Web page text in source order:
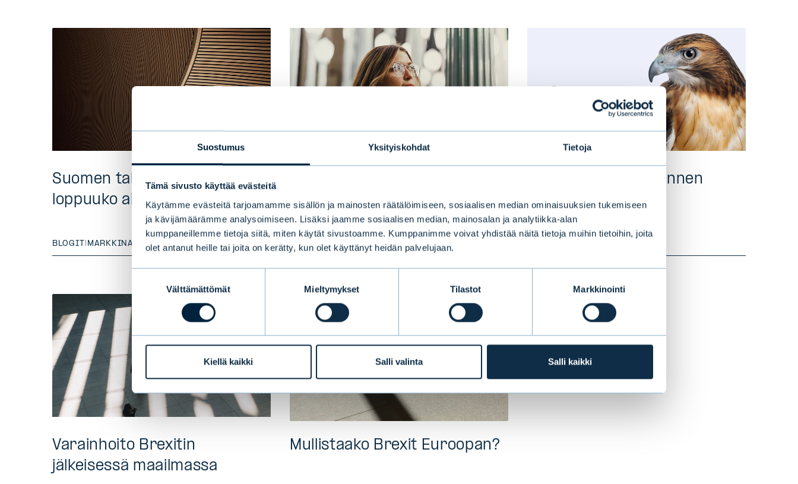
Suostumus Yksityiskohdat Tietoja
Tämä sivusto käyttää evästeitä
Käytämme evästeitä tarjoamamme sisällön ja mainosten räätälöimiseen, sosiaalisen median ominaisuuksien tukemiseen
ja kävijämäärämme analysoimiseen. Lisäksi jaamme sosiaalisen median, mainosalan ja analytiikka-alan
kumppaneillemme tietoja siitä, miten käytät sivustoamme. Kumppanimme voivat yhdistää näitä tietoja muihin tietoihin, joita
olet antanut heille tai joita on kerätty, kun olet käyttänyt heidän palvelujaan.
Välttämättömät Mieltymykset Tilastot Markkinointi
Kiellä kaikki Salli valinta Salli kaikki
Suomen talouskasvu kiihtyy,
loppuuko aika?
BLOGIT | MARKKINA 07.06.2017
sijoittajan ystävä
BLOGIT| MARKKINA| 23.05.2017
Kyyhkyt palaavat ennen
joulua
Varainhoito Brexitin
jälkeisessä maailmassa
Mullistaako Brexit Euroopan?